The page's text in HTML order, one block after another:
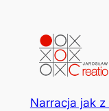
Narracja jak